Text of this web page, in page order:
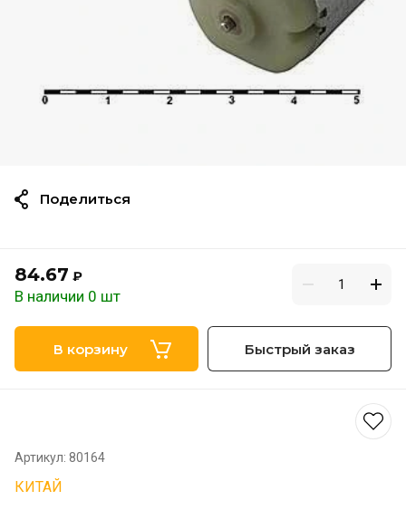
84.67 ₽
В наличии 0 шт
В корзину Быстрый заказ
Артикул: 80164
КИТАЙ
Поделиться